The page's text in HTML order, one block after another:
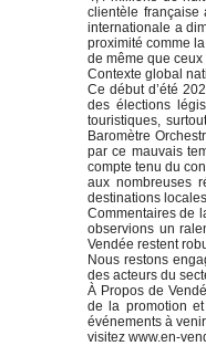
clientèle française
internationale a
proximité comme
de même que
Contexte global
Ce début d’été
des élections
touristiques,
Baromètre
par ce mauvais
compte tenu du
aux nombreuses
destinations
Commentaires de
observions un
Vendée restent
Nous restons
des acteurs du
À Propos de
de la promotion
événements à
visitez www.en-